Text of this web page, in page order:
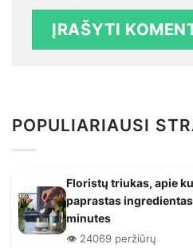
POPULIARIAUSI
Floristų triukas, apie
paprastas
minutes
👁️ 24069 peržiūrų